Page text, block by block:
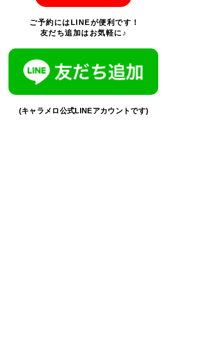
ご予約にはLINEが便利です！
友だち追加はお気軽に♪
(キャラメロ公式LINEアカウントです)